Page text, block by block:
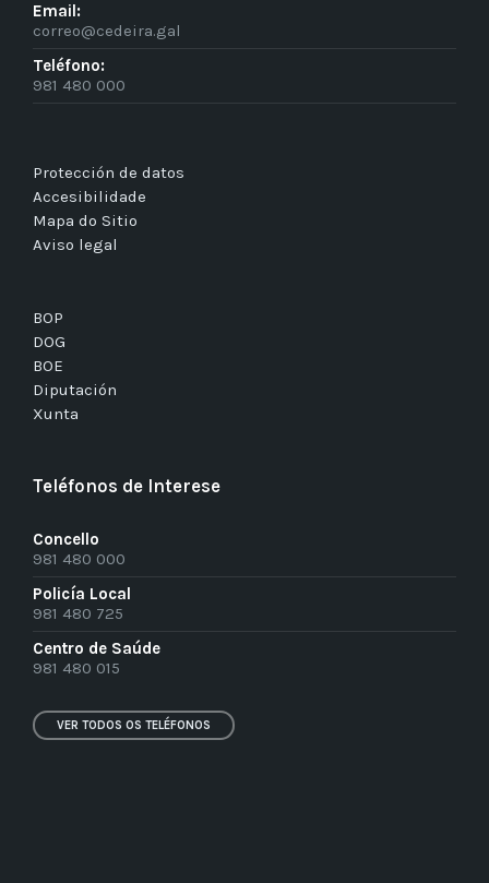
Email:
correo@cedeira.gal
Teléfono:
981 480 000
Protección de datos
Accesibilidade
Mapa do Sitio
Aviso legal
BOP
DOG
BOE
Diputación
Xunta
Teléfonos de Interese
Concello
981 480 000
Policía Local
981 480 725
Centro de Saúde
981 480 015
VER TODOS OS TELÉFONOS